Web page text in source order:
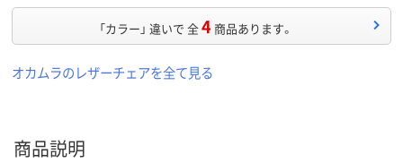
「カラー」 違いで 全4 商品あります。
オカムラのレザーチェアを全て見る
商品説明